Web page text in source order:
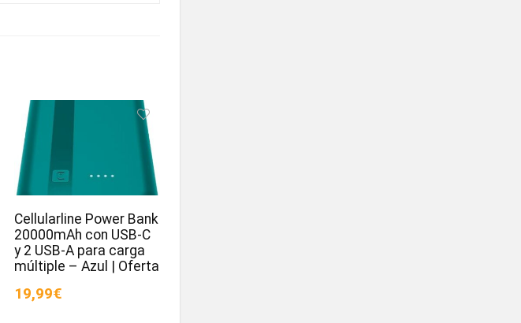
Cellularline Power Bank
20000mAh con USB-C
y 2 USB-A para carga
múltiple – Azul | Oferta
19,99€